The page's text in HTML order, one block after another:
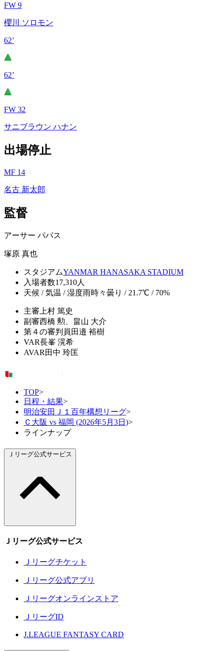
FW 9
櫻川 ソロモン
62’
62’
FW 32
サニブラウン ハナン
出場停止
MF 14
名古 新太郎
監督
アーサー パパス
塚原 真也
スタジアムYANMAR HANASAKA STADIUM
入場者数17,310人
天候 / 気温 / 湿度雨時々曇り / 21.7℃ / 70%
主審 上村 篤史
副審西橋 勲、畠山 大介
第４の審判員 田邉 裕樹
VAR長峯 滉希
AVAR 田中 玲匡
TOP>
日程・結果>
明治安田Ｊ１百年構想リーグ>
Ｃ大阪 vs 福岡 (2026年5月3日)>
ラインナップ
Ｊリーグ公式サービス
Ｊリーグ公式サービス
Ｊリーグチケット
Ｊリーグ公式アプリ
Ｊリーグオンラインストア
ＪリーグID
J.LEAGUE FANTASY CARD